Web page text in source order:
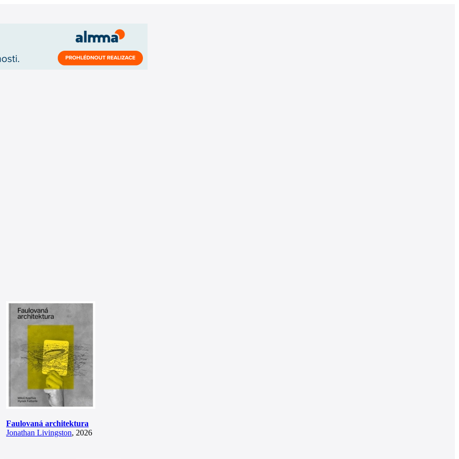
Faulovaná architektura
Jonathan Livingston, 2026